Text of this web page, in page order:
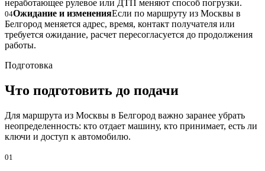
неработающее рулевое или ДТП меняют способ погрузки.
04Ожидание и измененияЕсли по маршруту из Москвы в
Белгород меняется адрес, время, контакт получателя или
требуется ожидание, расчет пересогласуется до продолжения
работы.
Подготовка
Что подготовить до подачи
Для маршрута из Москвы в Белгород важно заранее убрать
неопределенность: кто отдает машину, кто принимает, есть ли
ключи и доступ к автомобилю.
01